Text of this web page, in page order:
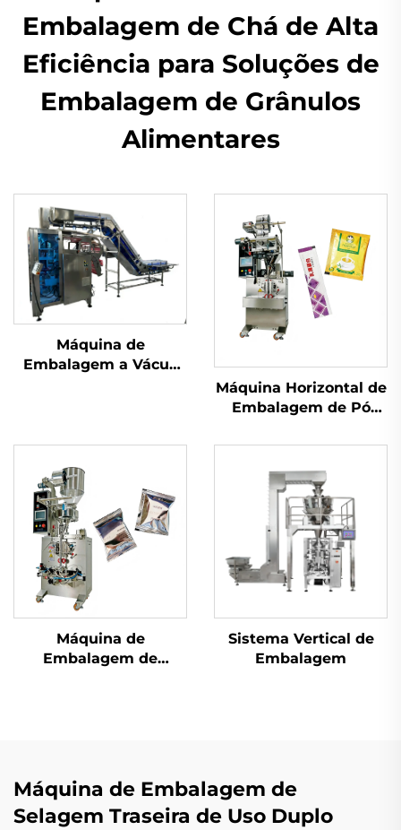
Embalagem de Chá de Alta
Eficiência para Soluções de
Embalagem de Grânulos
Alimentares
Máquina de
Embalagem a Vácuo
Máquina Horizontal de
Embalagem de Pó
Máquina de
Embalagem de
Sistema Vertical de
Embalagem
Máquina de Embalagem de
Selagem Traseira de Uso Duplo